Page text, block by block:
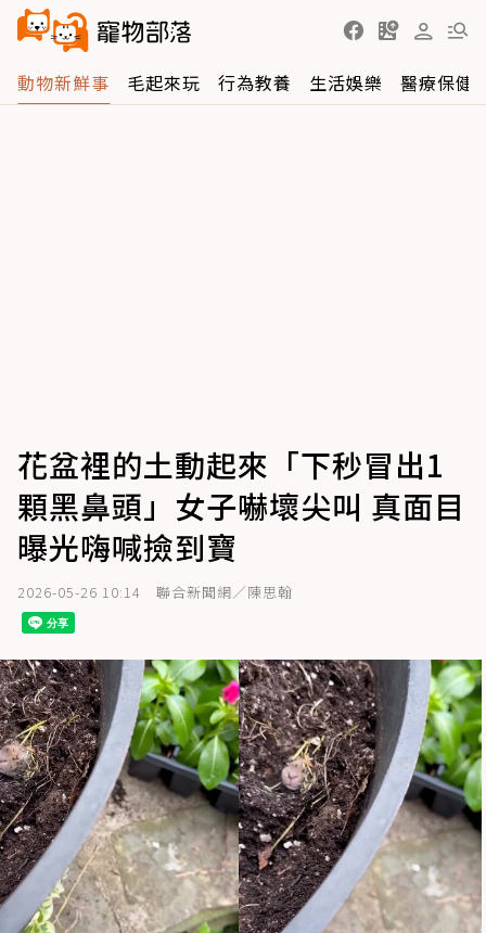
動物新鮮事 毛起來玩 行為教養 生活娛樂 醫療保健
花盆裡的土動起來「下秒冒出1
顆黑鼻頭」女子嚇壞尖叫 真面目
曝光嗨喊撿到寶
2026-05-26 10:14 聯合新聞網／陳思翰